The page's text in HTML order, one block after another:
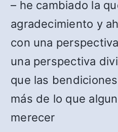
– he cambiado la
agradecimiento y
con una
una perspectiva
que las
más de lo que
merecer